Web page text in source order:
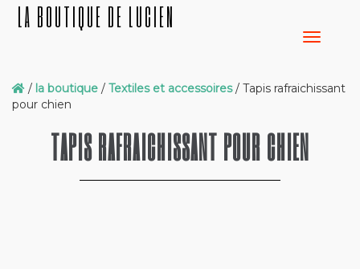
LA BOUTIQUE DE LUCIEN
/ la boutique / Textiles et accessoires / Tapis rafraichissant
pour chien
TAPIS RAFRAICHISSANT POUR CHIEN